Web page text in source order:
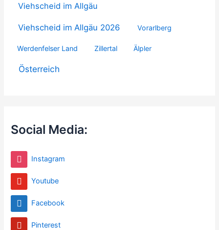
Viehscheid im Allgäu
Viehscheid im Allgäu 2026 Vorarlberg
Werdenfelser Land Zillertal Älpler
Österreich
Social Media:
Instagram
Youtube
Facebook
Pinterest